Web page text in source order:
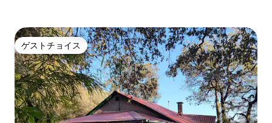
ゲストチョイス
ゲストチョイス